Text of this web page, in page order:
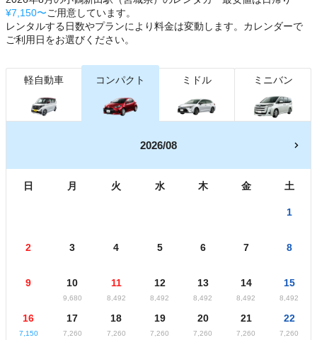
¥7,150〜ご用意しています。
レンタルする日数やプランにより料金は変動します。カレンダーで
ご利用日をお選びください。
軽自動車 コンパクト ミドル ミニバン
2026/08
日 月 火 水 木 金 土
1
2 3 4 5 6 7 8
9 10
9,680
11
8,492
12
8,492
13
8,492
14
8,492
15
8,492
16
7,150
17
7,260
18
7,260
19
7,260
20
7,260
21
7,260
22
7,260